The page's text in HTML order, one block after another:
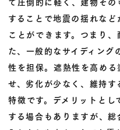
することで地震の揺れな
ことができます。つまり
た、一般的なサイディン
性を担保。遮熱性を高め
せ、劣化が少なく、維持
特徴です。デメリットと
する場合もありますが、